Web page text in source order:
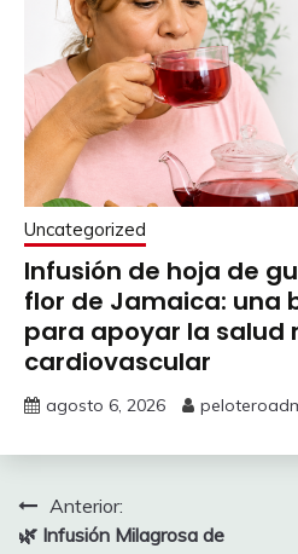
Uncategorized
Infusión de hoja de
flor de Jamaica: una
para apoyar la salud
cardiovascular
agosto 6, 2026
Navegación
Anterior:
🌿 Infusión Milagrosa de